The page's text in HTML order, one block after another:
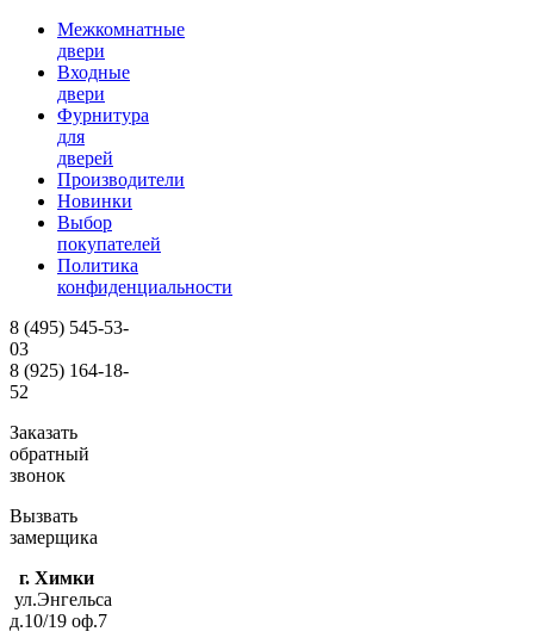
Межкомнатные
двери
Входные
двери
Фурнитура
для
дверей
Производители
Новинки
Выбор
покупателей
Политика
конфиденциальности
8 (495) 545-53-
03
8 (925) 164-18-
52
Заказать
обратный
звонок
Вызвать
замерщика
г. Химки
ул.Энгельса
д.10/19 оф.7